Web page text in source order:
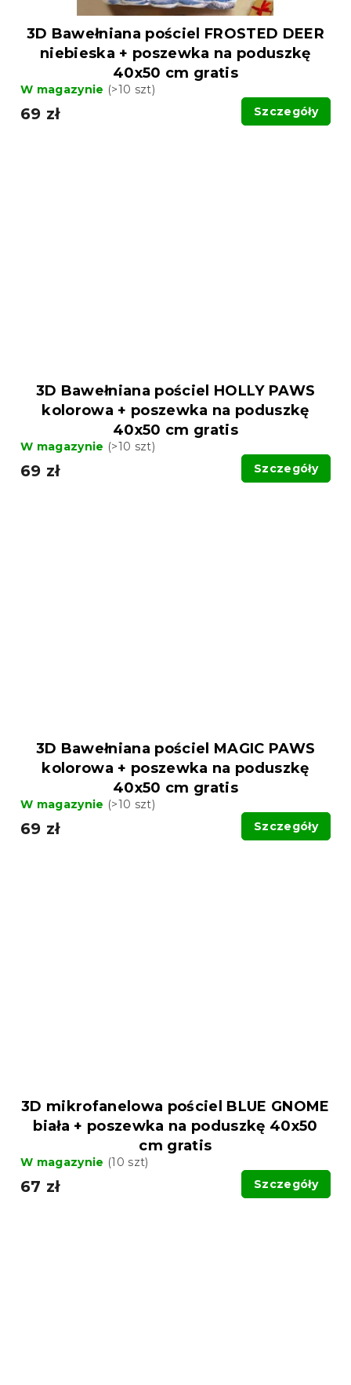
3D Bawełniana pościel FROSTED DEER
niebieska + poszewka na poduszkę
40x50 cm gratis
W magazynie (>10 szt)
69 zł Szczegóły
3D Bawełniana pościel HOLLY PAWS
kolorowa + poszewka na poduszkę
40x50 cm gratis
W magazynie (>10 szt)
69 zł Szczegóły
3D Bawełniana pościel MAGIC PAWS
kolorowa + poszewka na poduszkę
40x50 cm gratis
W magazynie (>10 szt)
69 zł Szczegóły
3D mikrofanelowa pościel BLUE GNOME
biała + poszewka na poduszkę 40x50
cm gratis
W magazynie (10 szt)
67 zł Szczegóły